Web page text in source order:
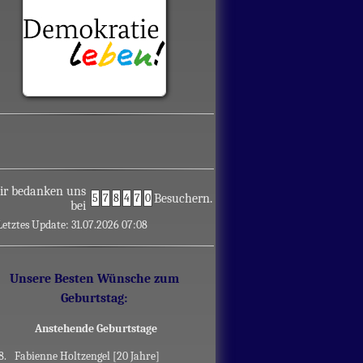
bedanken uns
bei
5 7 8 4 7 0 Besuchern.
Update: 31.07.2026 07:08
Unsere Besten Wünsche zum
Geburtstag:
Anstehende Geburtstage
Fabienne Holtzengel [20 Jahre]